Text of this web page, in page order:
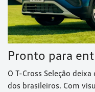
Pronto para
O T-Cross Seleção
dos brasileiros. Com